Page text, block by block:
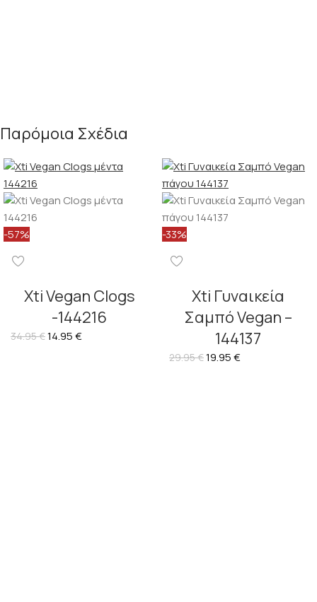
Παρόμοια Σχέδια
-57%
Xti Vegan Clogs
-144216
34.95€14.95€
-33%
Xti Γυναικεία
Σαμπό Vegan –
144137
29.95€19.95€